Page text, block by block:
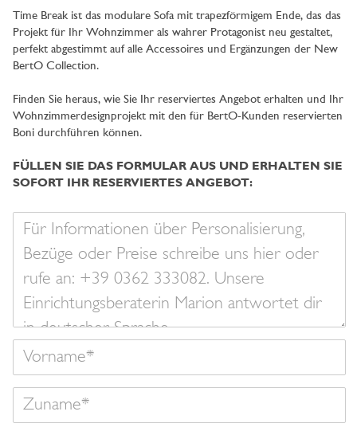
Time Break ist das modulare Sofa mit trapezförmigem Ende, das das
Projekt für Ihr Wohnzimmer als wahrer Protagonist neu gestaltet,
perfekt abgestimmt auf alle Accessoires und Ergänzungen der New
BertO Collection.
Finden Sie heraus, wie Sie Ihr reserviertes Angebot erhalten und Ihr
Wohnzimmerdesignprojekt mit den für BertO-Kunden reservierten
Boni durchführen können.
FÜLLEN SIE DAS FORMULAR AUS UND ERHALTEN SIE
SOFORT IHR RESERVIERTES ANGEBOT:
Nachricht